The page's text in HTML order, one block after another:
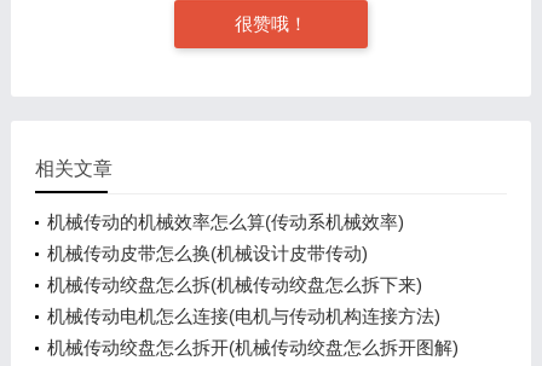
很赞哦！
相关文章
机械传动的机械效率怎么算(传动系机械效率)
机械传动皮带怎么换(机械设计皮带传动)
机械传动绞盘怎么拆(机械传动绞盘怎么拆下来)
机械传动电机怎么连接(电机与传动机构连接方法)
机械传动绞盘怎么拆开(机械传动绞盘怎么拆开图解)